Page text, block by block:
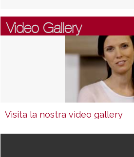
Video Gallery
Visita la nostra video gallery